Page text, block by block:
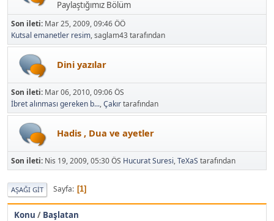
Paylaştığımız Bölüm
Son ileti: Mar 25, 2009, 09:46 ÖÖ
Kutsal emanetler resim, saglam43 tarafından
Dini yazılar
Son ileti: Mar 06, 2010, 09:06 ÖS
İbret alınması gereken b...,Çakırtarafından
Hadis , Dua ve ayetler
Son ileti: Nis 19, 2009, 05:30 ÖS Hucurat Suresi,TeXaS tarafından
AŞAĞI GIT Sayfa 1
Konu / Başlatan